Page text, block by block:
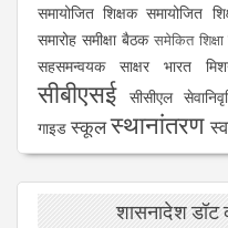
समायोजित शिक्षक समायोजित
समारोह समीक्षा बैठक समेकित शिक्षा
सहसमन्वयक
साक्षर भारत
सीबीएसई सीसीएल
गाइड स्कूलस्थानांतरण
शासनादेश डॉट